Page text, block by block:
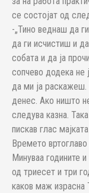
се состоjат од
-„Тино веднаш да
да ги исчистиш и
собата и да ја
сопчево додека не
да ми ја
денес. Ако ништо
следува казна.
пискав глас
Времето
Минуваа годините
од триесет и три
каков маж израсна